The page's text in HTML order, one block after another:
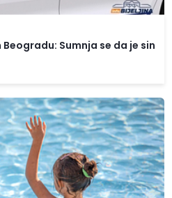
Sumnja se da je sin